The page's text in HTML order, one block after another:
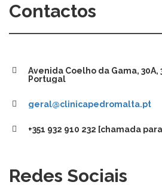
Contactos
Avenida Coelho da Gama, 30A,
Portugal
geral@clinicapedromalta.pt
+351 932 910 232 [chamada
Redes Sociais